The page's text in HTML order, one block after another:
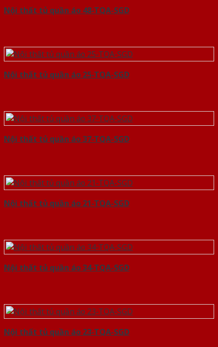
Nội thất tủ quần áo 48-TQA-SGD
Nội thất tủ quần áo 25-TQA-SGD
Nội thất tủ quần áo 37-TQA-SGD
Nội thất tủ quần áo 21-TQA-SGD
Nội thất tủ quần áo 34-TQA-SGD
Nội thất tủ quần áo 23-TQA-SGD